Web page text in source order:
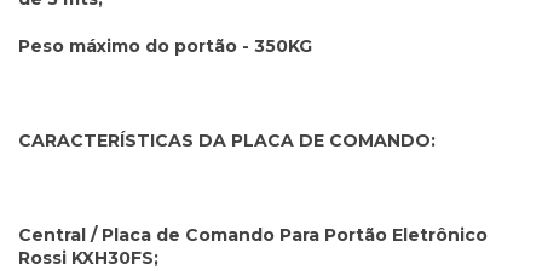
Peso máximo do portão - 350KG
CARACTERÍSTICAS DA PLACA DE COMANDO:
Central / Placa de Comando Para Portão Eletrônico
Rossi KXH30FS;